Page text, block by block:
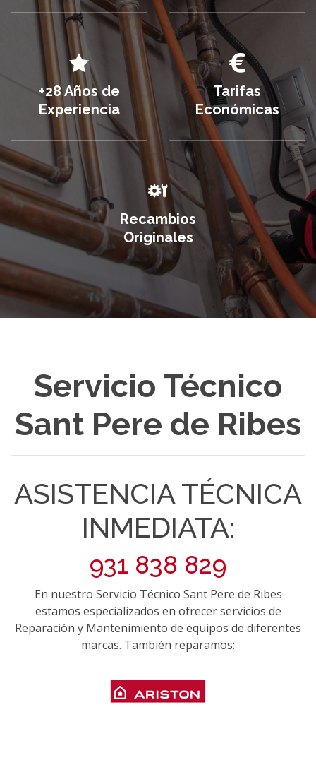
+28 Años de
Experiencia
Tarifas
Económicas
Recambios
Originales
Servicio Técnico
Sant Pere de Ribes
ASISTENCIA TÉCNICA
INMEDIATA:
931 838 829
En nuestro Servicio Técnico Sant Pere de Ribes
estamos especializados en ofrecer servicios de
Reparación y Mantenimiento de equipos de diferentes
marcas. También reparamos: